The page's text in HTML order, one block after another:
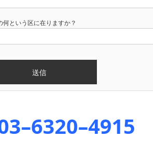
という区に在りますか？